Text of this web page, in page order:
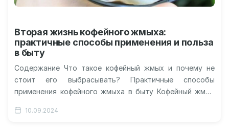
Вторая жизнь кофейного жмыха:
практичные способы применения и польза
в быту
Содержание Что такое кофейный жмых и почему не
стоит его выбрасывать? Практичные способы
применения кофейного жмыха в быту Кофейный жмых
10.09.2024